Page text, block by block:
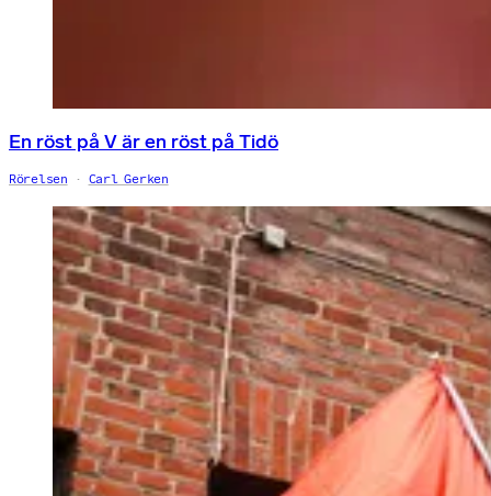
En röst på V är en röst på Tidö
Rörelsen Carl Gerken